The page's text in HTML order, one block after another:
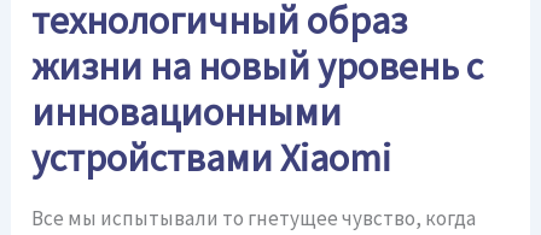
технологичный образ
жизни на новый уровень с
инновационными
устройствами Xiaomi
Все мы испытывали то гнетущее чувство, когда